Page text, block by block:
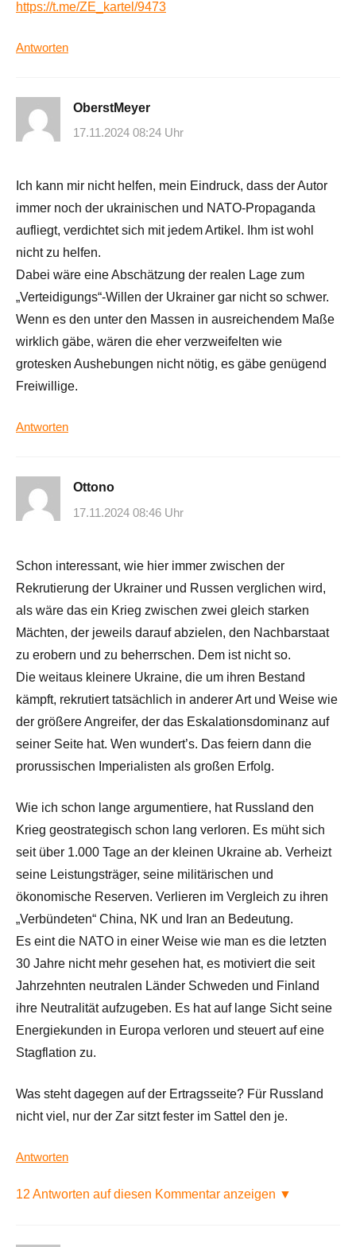
https://t.me/ZE_kartel/9473
Antworten
OberstMeyer
17.11.2024 08:24 Uhr
Ich kann mir nicht helfen, mein Eindruck, dass der Autor
immer noch der ukrainischen und NATO-Propaganda
aufliegt, verdichtet sich mit jedem Artikel. Ihm ist wohl
nicht zu helfen.
Dabei wäre eine Abschätzung der realen Lage zum
„Verteidigungs“-Willen der Ukrainer gar nicht so schwer.
Wenn es den unter den Massen in ausreichendem Maße
wirklich gäbe, wären die eher verzweifelten wie
grotesken Aushebungen nicht nötig, es gäbe genügend
Freiwillige.
Antworten
Ottono
17.11.2024 08:46 Uhr
Schon interessant, wie hier immer zwischen der
Rekrutierung der Ukrainer und Russen verglichen wird,
als wäre das ein Krieg zwischen zwei gleich starken
Mächten, der jeweils darauf abzielen, den Nachbarstaat
zu erobern und zu beherrschen. Dem ist nicht so.
Die weitaus kleinere Ukraine, die um ihren Bestand
kämpft, rekrutiert tatsächlich in anderer Art und Weise wie
der größere Angreifer, der das Eskalationsdominanz auf
seiner Seite hat. Wen wundert’s. Das feiern dann die
prorussischen Imperialisten als großen Erfolg.
Wie ich schon lange argumentiere, hat Russland den
Krieg geostrategisch schon lang verloren. Es müht sich
seit über 1.000 Tage an der kleinen Ukraine ab. Verheizt
seine Leistungsträger, seine militärischen und
ökonomische Reserven. Verlieren im Vergleich zu ihren
„Verbündeten“ China, NK und Iran an Bedeutung.
Es eint die NATO in einer Weise wie man es die letzten
30 Jahre nicht mehr gesehen hat, es motiviert die seit
Jahrzehnten neutralen Länder Schweden und Finland
ihre Neutralität aufzugeben. Es hat auf lange Sicht seine
Energiekunden in Europa verloren und steuert auf eine
Stagflation zu.
Was steht dagegen auf der Ertragsseite? Für Russland
nicht viel, nur der Zar sitzt fester im Sattel den je.
Antworten
12 Antworten auf diesen Kommentar anzeigen ▼